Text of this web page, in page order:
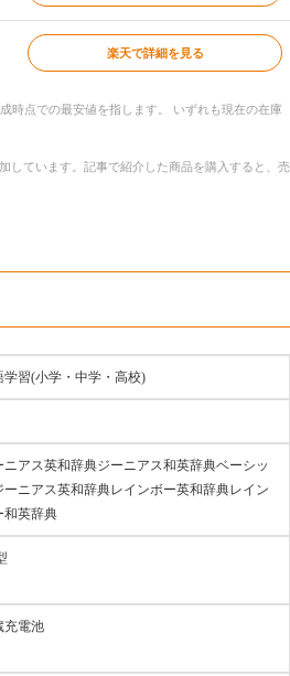
楽天で詳細を見る
時点での最安値を指します。 いずれも現在の在庫
しています。記事で紹介した商品を購入すると、売
学習(小学・中学・高校)
ニアス英和辞典ジーニアス和英辞典ベーシッ
ーニアス英和辞典レインボー英和辞典レイン
和英辞典
充電池